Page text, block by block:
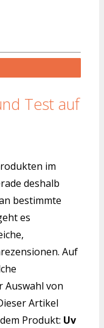
Test auf
im
deshalb
bestimmte
es
Auf
Auswahl von
Artikel
Produkt: Uv